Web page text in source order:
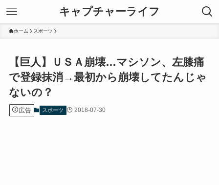
キャプチャーライフ
ホーム スポーツ
【巨人】ＵＳＡ崩壊…マシソン、左膝痛
で登録抹消→最初から崩壊してたんじゃ
ないの？
広告 スポーツ 2018-07-30